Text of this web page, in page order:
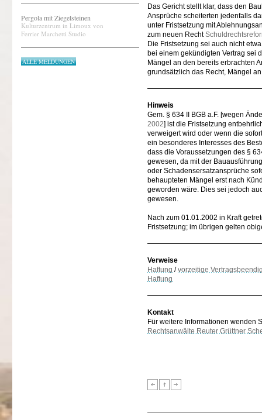
Pergola mit Ziegelsteinen
Kulturzentrum in Limoux von
Ferrier Marchetti Studio
ALLE MELDUNGEN
Das Gericht stellt klar, dass den
Ansprüche scheiterten jedenfalls
unter Fristsetzung mit
zum neuen Recht
Die Fristsetzung sei auch nicht
bei einem gekündigten Vertrag sei
Mängel an den bereits erbrachten
grundsätzlich das Recht, Mängel
Hinweis
Gem. § 634 II BGB a.F. [wegen
2002] ist die Fristsetzung
verweigert wird oder wenn die
ein besonderes Interesses des
dass die Voraussetzungen des §
gewesen, da mit der
oder Schadensersatzansprüche
behaupteten Mängel erst nach
geworden wäre. Dies sei jedoch
gewesen.
Nach zum 01.01.2002 in Kraft
Fristsetzung; im übrigen gelten
Verweise
Haftung /vorzeitige
Haftung
Kontakt
Für weitere Informationen wenden
Rechtsanwälte Reuter Grüttner